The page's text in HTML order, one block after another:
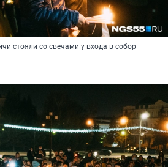
стояли со свечами у входа в собор